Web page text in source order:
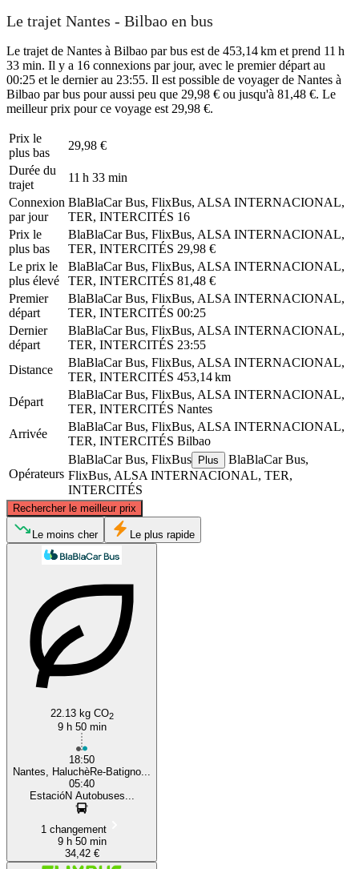
Le trajet Nantes - Bilbao en bus
Le trajet de Nantes à Bilbao par bus est de 453,14 km et prend 11 h
33 min. Il y a 16 connexions par jour, avec le premier départ au
00:25 et le dernier au 23:55. Il est possible de voyager de Nantes à
Bilbao par bus pour aussi peu que 29,98 € ou jusqu'à 81,48 €. Le
meilleur prix pour ce voyage est 29,98 €.
Prix ​​le
plus bas
29,98 €
Durée du
trajet
11 h 33 min
Connexion
par jour
BlaBlaCar Bus, FlixBus, ALSA INTERNACIONAL,
TER, INTERCITÉS 16
Prix ​​le
plus bas
BlaBlaCar Bus, FlixBus, ALSA INTERNACIONAL,
TER, INTERCITÉS 29,98 €
Le prix le
plus élevé
BlaBlaCar Bus, FlixBus, ALSA INTERNACIONAL,
TER, INTERCITÉS 81,48 €
Premier
départ
BlaBlaCar Bus, FlixBus, ALSA INTERNACIONAL,
TER, INTERCITÉS 00:25
Dernier
départ
BlaBlaCar Bus, FlixBus, ALSA INTERNACIONAL,
TER, INTERCITÉS 23:55
Distance
BlaBlaCar Bus, FlixBus, ALSA INTERNACIONAL,
TER, INTERCITÉS 453,14 km
Départ
BlaBlaCar Bus, FlixBus, ALSA INTERNACIONAL,
TER, INTERCITÉS Nantes
Arrivée
BlaBlaCar Bus, FlixBus, ALSA INTERNACIONAL,
TER, INTERCITÉS Bilbao
Opérateurs
BlaBlaCar Bus, FlixBus Plus
BlaBlaCar Bus,
FlixBus, ALSA INTERNACIONAL, TER,
INTERCITÉS
Rechercher le meilleur prix
Nantes
Le moins cher Le plus rapide
22.13 kg CO2
9 h 50 min
18:50
Nantes, HaluchèRe-Batigno...
05:40
EstacióN Autobuses...
1 changement
9 h 50 min
34,42 €